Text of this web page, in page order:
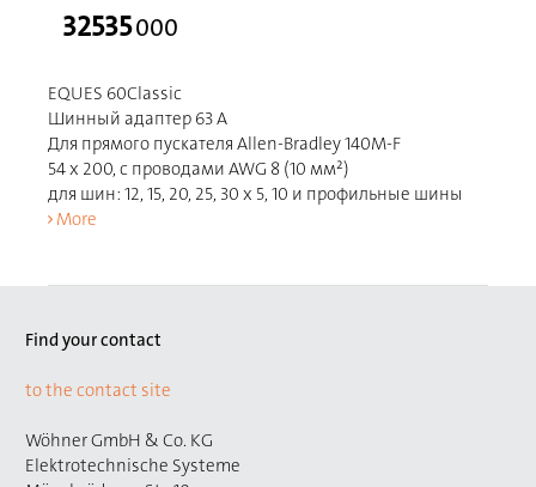
32535000
EQUES 60Classic
Шинный адаптер 63 A
Для прямого пускателя Allen-Bradley 140M-F
54 x 200, с проводами AWG 8 (10 мм²)
для шин: 12, 15, 20, 25, 30 x 5, 10 и профильные шины
More
Find your contact
to the contact site
Wöhner GmbH & Co. KG
Elektrotechnische Systeme